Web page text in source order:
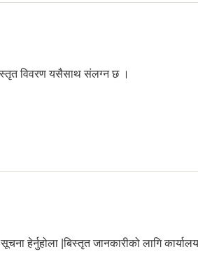
विवरण यसैसाथ संलग्न छ ।
हेर्नुहोला |बिस्तृत जानकारीको लागि